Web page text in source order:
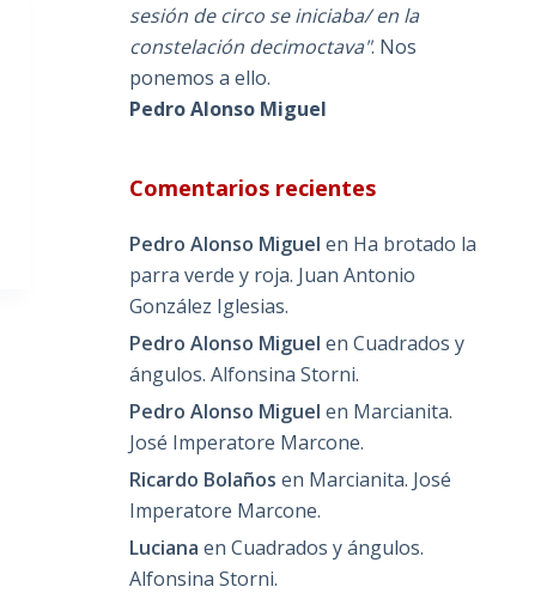
sesión de circo se iniciaba/ en la
constelación decimoctava". Nos
ponemos a ello.
Pedro Alonso Miguel
Comentarios recientes
Pedro Alonso Miguel en Ha brotado la
parra verde y roja. Juan Antonio
González Iglesias.
Pedro Alonso Miguel enCuadrados y
ángulos. Alfonsina Storni.
Pedro Alonso Miguel en Marcianita.
José Imperatore Marcone.
Ricardo Bolaños en Marcianita. José
Imperatore Marcone.
Luciana enCuadrados y ángulos.
Alfonsina Storni.